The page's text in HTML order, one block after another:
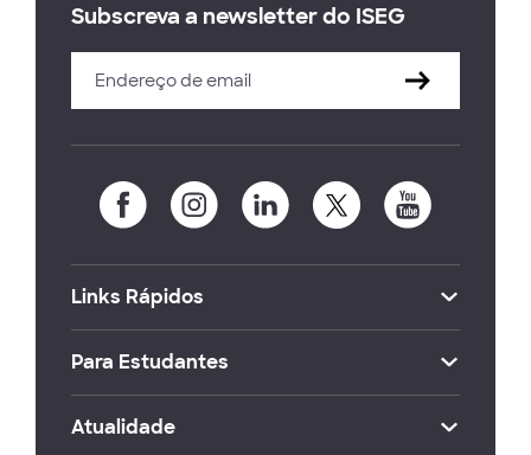
Subscreva a newsletter do ISEG
Links Rápidos
Para Estudantes
Atualidade